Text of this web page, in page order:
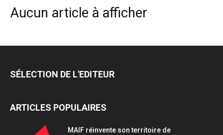
Aucun article à afficher
SÉLECTION DE L'EDITEUR
ARTICLES POPULAIRES
MAIF réinvente son territoire de